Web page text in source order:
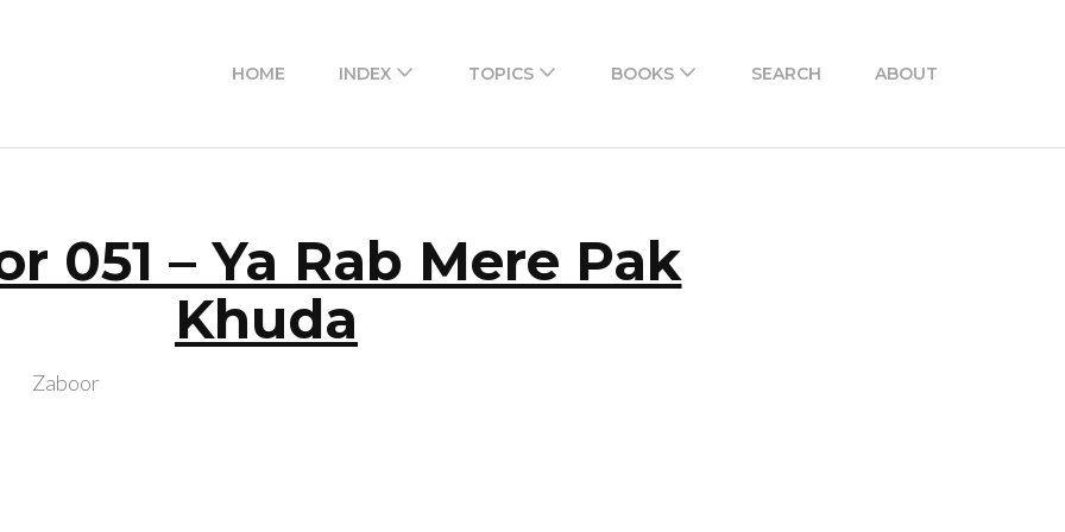
HOME INDEX TOPICS BOOKS SEARCH ABOUT
051 – Ya Rab Mere Pak
Khuda
Zaboor